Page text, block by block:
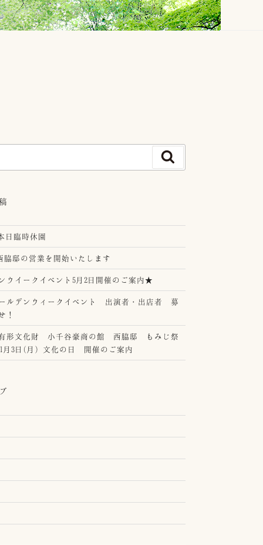
索
日臨時休園
邸の営業を開始いたします
ウイークイベント5月2日開催のご案内★
ルデンウィークイベント 出演者・出店者 募
！
形文化財 小千谷豪商の館 西脇邸 もみじ祭
月3日(月）文化の日 開催のご案内